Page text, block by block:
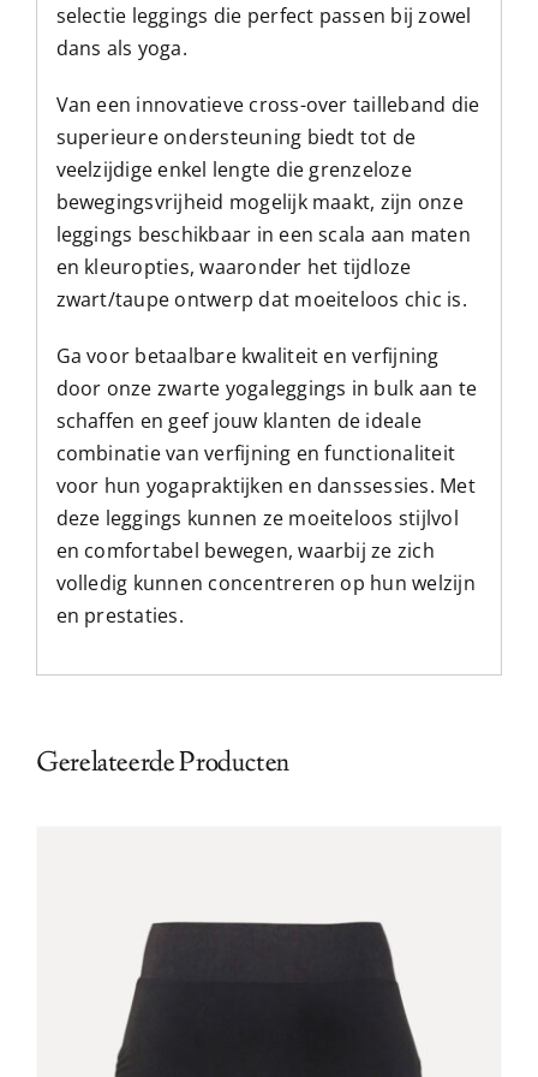
selectie leggings die perfect passen bij zowel
dans als yoga.
Van een innovatieve cross-over tailleband die
superieure ondersteuning biedt tot de
veelzijdige enkel lengte die grenzeloze
bewegingsvrijheid mogelijk maakt, zijn onze
leggings beschikbaar in een scala aan maten
en kleuropties, waaronder het tijdloze
zwart/taupe ontwerp dat moeiteloos chic is.
Ga voor betaalbare kwaliteit en verfijning
door onze zwarte yogaleggings in bulk aan te
schaffen en geef jouw klanten de ideale
combinatie van verfijning en functionaliteit
voor hun yogapraktijken en danssessies. Met
deze leggings kunnen ze moeiteloos stijlvol
en comfortabel bewegen, waarbij ze zich
volledig kunnen concentreren op hun welzijn
en prestaties.
Gerelateerde Producten